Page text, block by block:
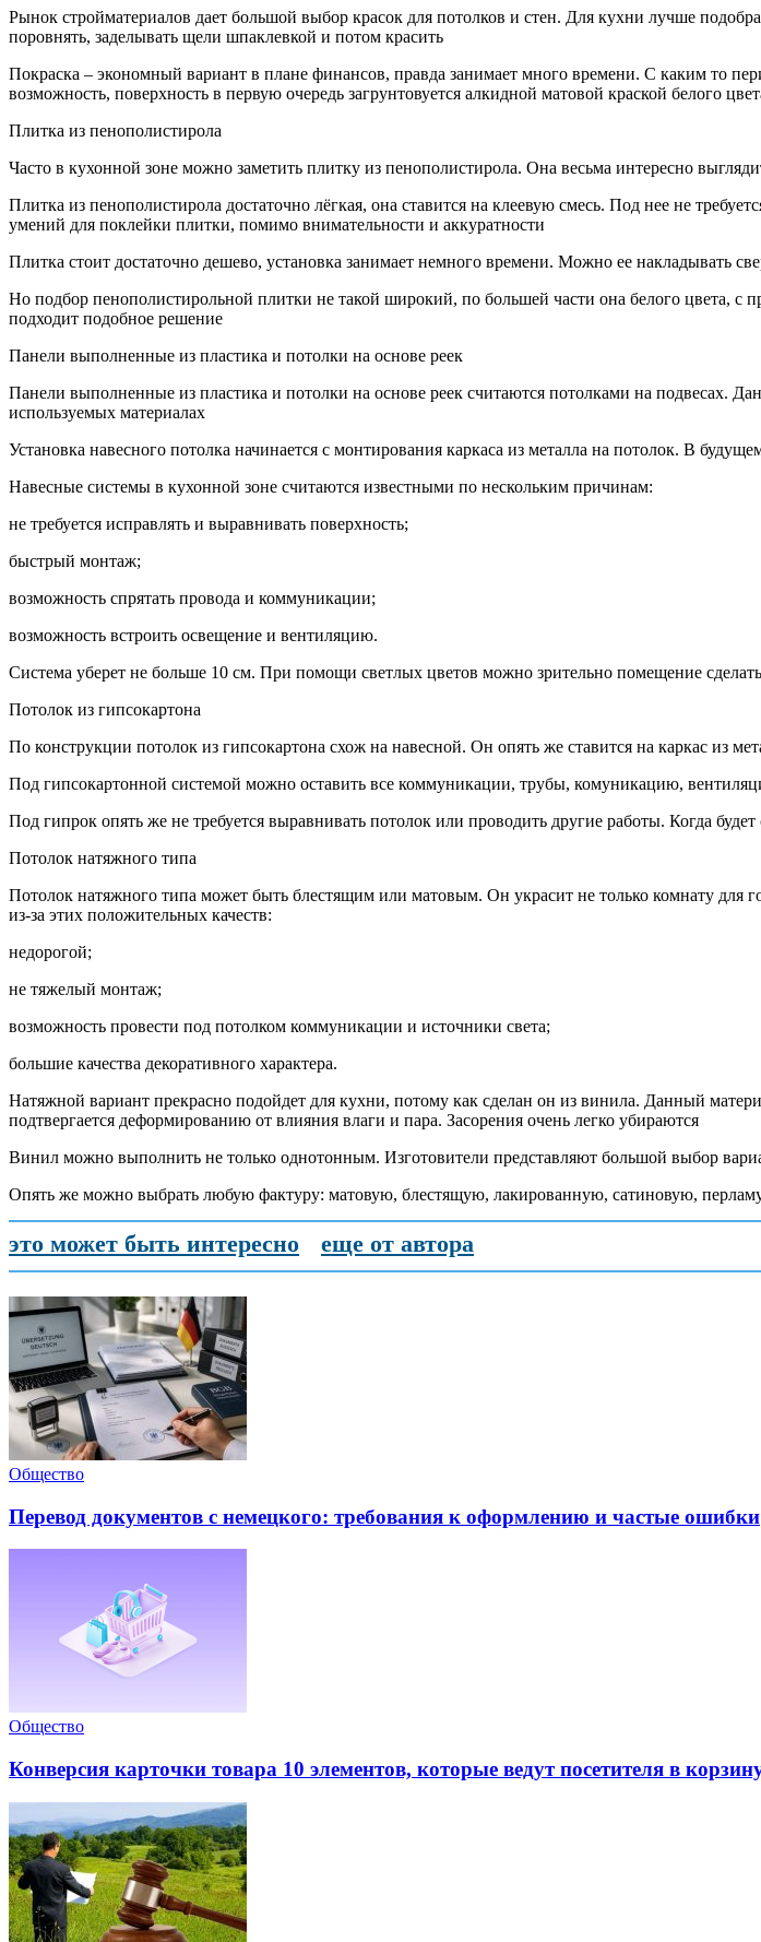
Рынок стройматериалов дает большой выбор красок для потолков и стен. Для кухни лучше
поровнять, заделывать щели шпаклевкой и потом красить
Покраска – экономный вариант в плане финансов, правда занимает много времени. С каким то
возможность, поверхность в первую очередь загрунтовуется алкидной матовой краской белого
Плитка из пенополистирола
Часто в кухонной зоне можно заметить плитку из пенополистирола. Она весьма интересно
Плитка из пенополистирола достаточно лёгкая, она ставится на клеевую смесь. Под нее не
умений для поклейки плитки, помимо внимательности и аккуратности
Плитка стоит достаточно дешево, установка занимает немного времени. Можно ее накладывать
Но подбор пенополистирольной плитки не такой широкий, по большей части она белого цвета,
подходит подобное решение
Панели выполненные из пластика и потолки на основе реек
Панели выполненные из пластика и потолки на основе реек считаются потолками на подвесах.
используемых материалах
Установка навесного потолка начинается с монтирования каркаса из металла на потолок. В
Навесные системы в кухонной зоне считаются известными по нескольким причинам:
не требуется исправлять и выравнивать поверхность;
быстрый монтаж;
возможность спрятать провода и коммуникации;
возможность встроить освещение и вентиляцию.
Система уберет не больше 10 см. При помощи светлых цветов можно зрительно помещение
Потолок из гипсокартона
По конструкции потолок из гипсокартона схож на навесной. Он опять же ставится на каркас из
Под гипсокартонной системой можно оставить все коммуникации, трубы, комуникацию,
Под гипрок опять же не требуется выравнивать потолок или проводить другие работы. Когда
Потолок натяжного типа
Потолок натяжного типа может быть блестящим или матовым. Он украсит не только комнату
из-за этих положительных качеств:
недорогой;
не тяжелый монтаж;
возможность провести под потолком коммуникации и источники света;
большие качества декоративного характера.
Натяжной вариант прекрасно подойдет для кухни, потому как сделан он из винила. Данный
подтвергается деформированию от влияния влаги и пара. Засорения очень легко убираются
Винил можно выполнить не только однотонным. Изготовители представляют большой выбор
Опять же можно выбрать любую фактуру: матовую, блестящую, лакированную, сатиновую,
это может быть интересно еще от автора
Общество
Перевод документов с немецкого: требования к оформлению и частые ошибки
Общество
Конверсия карточки товара 10 элементов, которые ведут посетителя в